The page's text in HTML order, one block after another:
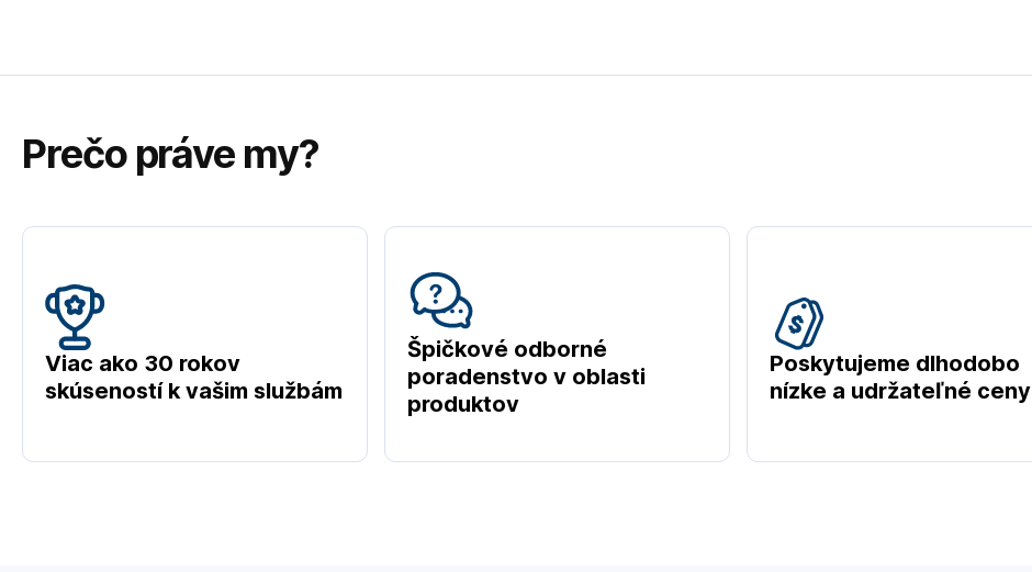
Prečo práve my?
Viac ako 30 rokov
skúseností k vašim službám
Špičkové odborné
poradenstvo v oblasti
produktov
Poskytujeme dlhodobo
nízke a udržateľné ceny